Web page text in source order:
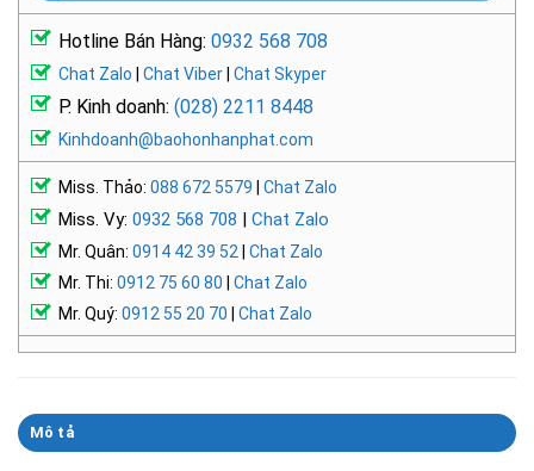
Hotline Bán Hàng: 0932 568 708
Chat Zalo Chat Viber Chat Skyper
P. Kinh doanh: (028) 2211 8448
Kinhdoanh@baohonhanphat.com
Miss. Thảo: 088 672 5579 Chat Zalo
Miss. Vy: 0932 568 708 | Chat Zalo
Mr. Quân: 0914 42 39 52
Chat Zalo
Mr. Thi: 0912 75 60 80
Chat Zalo
Mr. Quý: 0912 55 20 70 Chat Zalo
Mô tả